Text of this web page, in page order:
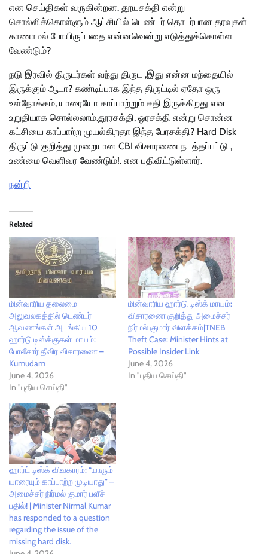
என செய்திகள் வருகின்றன. தூயசக்தி என்று
சொல்லிக்கொள்ளும் ஆட்சியில் டெண்டர் தொடர்பான தரவுகள்
காணாமல் போயிருப்பதை என்னவென்று எடுத்துக்கொள்ள
வேண்டும்?
நடு இரவில் திருடர்கள் வந்து திருட ,இது என்ன மந்தையில்
இருக்கும் ஆடா? கண்டிப்பாக இந்த திருட்டில் ஏதோ ஒரு
உள்நோக்கம், யாரையோ காப்பாற்றும் சதி இருக்கிறது என
உறுதியாக சொல்லலாம்.தூரசக்தி, ஓரசக்தி என்று சொன்ன
கட்சியை காப்பாற்ற முயல்கிறதா இந்த பேரசக்தி? Hard Disk
திருட்டு குறித்து முறையான CBI விசாரணை நடத்தப்பட்டு ,
உண்மை வெளிவர வேண்டும்!. என பதிவிட்டுள்ளார்.
நன்றி
Related
மின்வாரிய தலைமை
அலுவலகத்தில் டெண்டர்
ஆவணங்கள் அடங்கிய 10
ஹார்டு டிஸ்க்குகள் மாயம்:
போலீசார் தீவிர விசாரணை –
Kumudam
June 4, 2026
In "புதிய செய்தி"
மின்வாரிய ஹார்டு டிஸ்க் மாயம்:
விசாரணை குறித்து அமைச்சர்
நிர்மல் குமார் விளக்கம்|TNEB
Theft Case: Minister Hints at
Possible Insider Link
June 4, 2026
In "புதிய செய்தி"
ஹார்ட் டிஸ்க் விவகாரம்: “யாரும்
யாரையும் காப்பாற்ற முடியாது” –
அமைச்சர் நிர்மல் குமார் பளீச்
பதில்! | Minister Nirmal Kumar
has responded to a question
regarding the issue of the
missing hard disk.